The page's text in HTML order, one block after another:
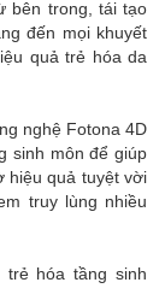
bên trong, tái tạo
đến mọi khuyết
quả trẻ hóa da
nghệ Fotona 4D
sinh môn để giúp
hiệu quả tuyệt vời
truy lùng nhiều
trẻ hóa tầng sinh